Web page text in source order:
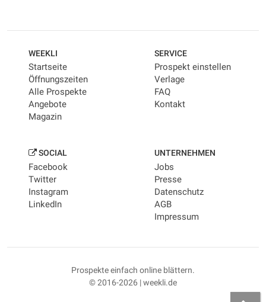
WEEKLI
Startseite
Öffnungszeiten
Alle Prospekte
Angebote
Magazin
SERVICE
Prospekt einstellen
Verlage
FAQ
Kontakt
SOCIAL
Facebook
Twitter
Instagram
LinkedIn
UNTERNEHMEN
Jobs
Presse
Datenschutz
AGB
Impressum
Prospekte einfach online blättern.
© 2016-2026 | weekli.de